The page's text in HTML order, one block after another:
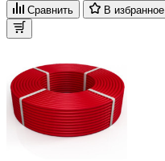
Сравнить В избранное